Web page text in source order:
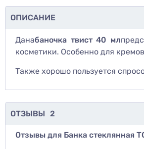
ОПИСАНИЕ
Данабаночка твист 40 мл
косметики. Особенно для
Также хорошо пользуется
ОТЗЫВЫ 2
Отзывы для Банка стеклянная